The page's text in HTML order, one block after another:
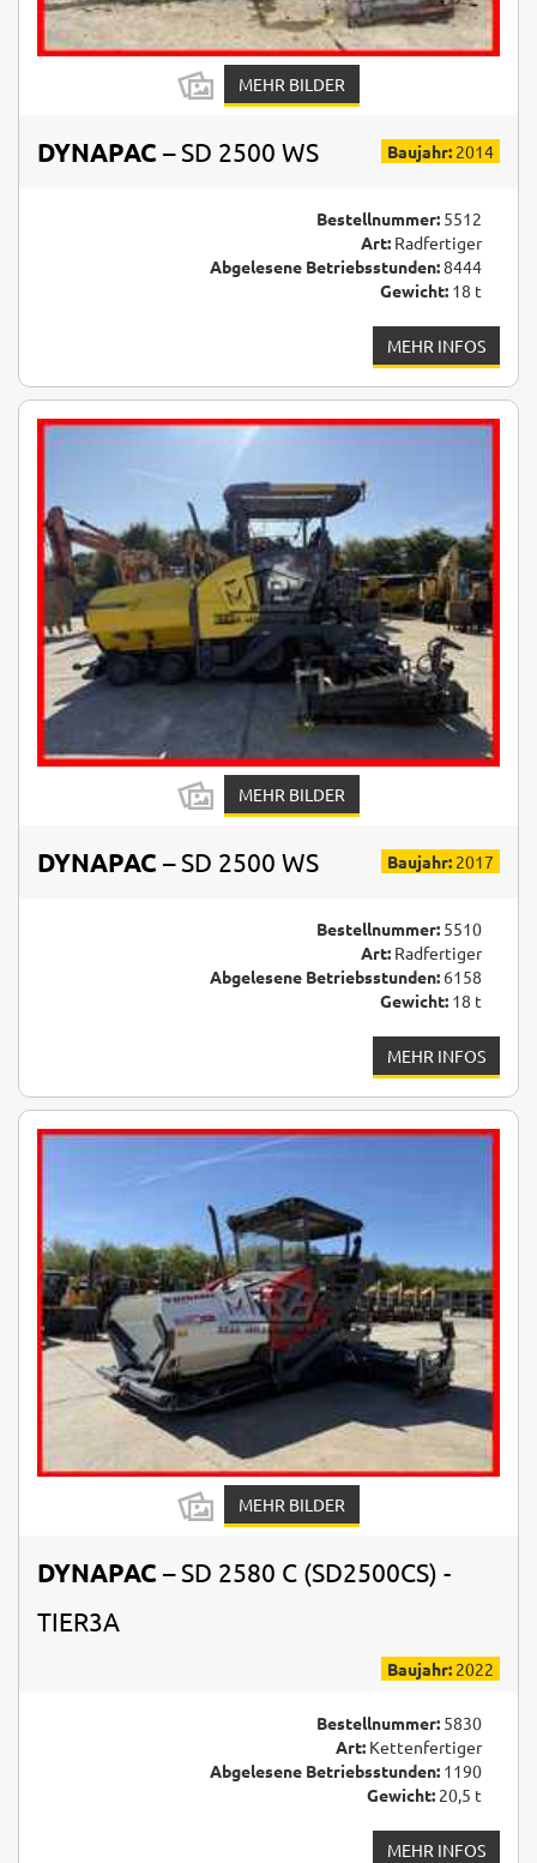
MEHR BILDER
DYNAPAC – SD 2500 WS Baujahr: 2014
Bestellnummer: 5512
Art: Radfertiger
Abgelesene Betriebsstunden:8444
Gewicht: 18 t
MEHR INFOS
MEHR BILDER
DYNAPAC – SD 2500 WS Baujahr: 2017
Bestellnummer: 5510
Art: Radfertiger
Abgelesene Betriebsstunden: 6158
Gewicht: 18 t
MEHR INFOS
MEHR BILDER
DYNAPAC – SD 2580 C (SD2500CS) -
TIER3A
Baujahr: 2022
Bestellnummer: 5830
Art: Kettenfertiger
Abgelesene Betriebsstunden: 1190
Gewicht: 20,5 t
MEHR INFOS